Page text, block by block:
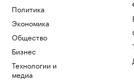
Политика
Экономика
Общество
Бизнес
Технологии и
медиа